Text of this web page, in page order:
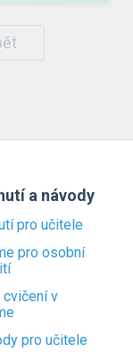
a návody
pro učitele
pro osobní
cvičení v
pro učitele